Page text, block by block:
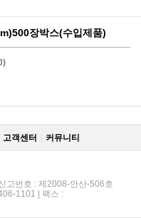
장박스(수입제품)
고객센터 커뮤니티
고번호 : 제2008-안산-506호
1101 | 팩스 :